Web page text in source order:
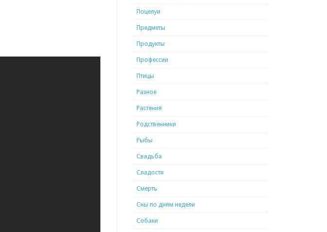
Поцелуи
Предметы
Продукты
Профессии
Птицы
Разное
Растения
Родственники
Рыбы
Свадьба
Сладости
Смерть
Сны по дням недели
Собаки